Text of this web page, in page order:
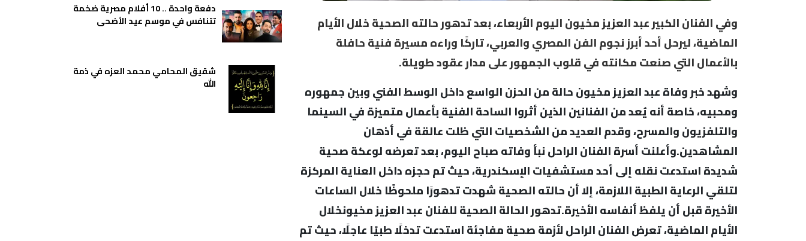
وفي الفنان الكبير عبد العزيز مخيون اليوم الأربعاء، بعد تدهور حالته الصحية خلال الأيام
الماضية، ليرحل أحد أبرز نجوم الفن المصري والعربي، تاركًا وراءه مسيرة فنية حافلة
بالأعمال التي صنعت مكانته في قلوب الجمهور على مدار عقود طويلة.
وشهد خبر وفاة عبد العزيز مخيون حالة من الحزن الواسع داخل الوسط الفني وبين جمهوره
ومحبيه، خاصة أنه يُعد من الفنانين الذين أثروا الساحة الفنية بأعمال متميزة في السينما
والتلفزيون والمسرح، وقدم العديد من الشخصيات التي ظلت عالقة في أذهان
المشاهدين.وأعلنت أسرة الفنان الراحل نبأ وفاته صباح اليوم، بعد تعرضه لوعكة صحية
شديدة استدعت نقله إلى أحد مستشفيات الإسكندرية، حيث تم حجزه داخل العناية المركزة
لتلقي الرعاية الطبية اللازمة، إلا أن حالته الصحية شهدت تدهورًا ملحوظًا خلال الساعات
الأخيرة قبل أن يلفظ أنفاسه الأخيرة.تدهور الحالة الصحية للفنان عبد العزيز مخيونخلال
الأيام الماضية، تعرض الفنان الراحل لأزمة صحية مفاجئة استدعت تدخلًا طبيًا عاجلًا، حيث تم
دفعة واحدة .. 10 أفلام مصرية ضخمة
تتنافس في موسم عيد الأضحى
شقيق المحامي محمد العزه في ذمة
الله